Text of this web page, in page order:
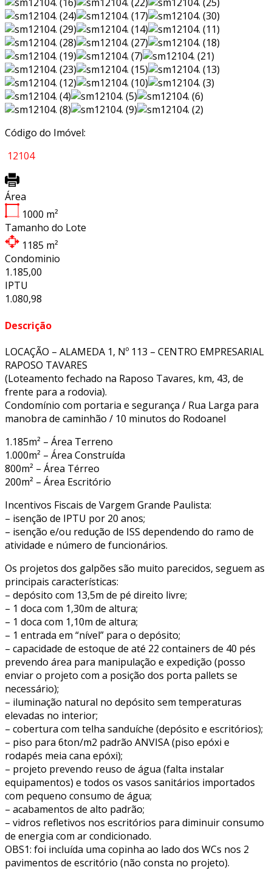
Código do Imóvel:
12104
Área
1000 m²
Tamanho do Lote
1185 m²
Condominio
1.185,00
IPTU
1.080,98
Descrição
LOCAÇÃO – ALAMEDA 1, Nº 113 – CENTRO EMPRESARIAL
RAPOSO TAVARES
(Loteamento fechado na Raposo Tavares, km, 43, de
frente para a rodovia).
Condomínio com portaria e segurança / Rua Larga para
manobra de caminhão / 10 minutos do Rodoanel
1.185m² – Área Terreno
1.000m² – Área Construída
800m² – Área Térreo
200m² – Área Escritório
Incentivos Fiscais de Vargem Grande Paulista:
– isenção de IPTU por 20 anos;
– isenção e/ou redução de ISS dependendo do ramo de
atividade e número de funcionários.
Os projetos dos galpões são muito parecidos, seguem as
principais características:
– depósito com 13,5m de pé direito livre;
– 1 doca com 1,30m de altura;
– 1 doca com 1,10m de altura;
– 1 entrada em “nível” para o depósito;
– capacidade de estoque de até 22 containers de 40 pés
prevendo área para manipulação e expedição (posso
enviar o projeto com a posição dos porta pallets se
necessário);
– iluminação natural no depósito sem temperaturas
elevadas no interior;
– cobertura com telha sanduíche (depósito e escritórios);
– piso para 6ton/m2 padrão ANVISA (piso epóxi e
rodapés meia cana epóxi);
– projeto prevendo reuso de água (falta instalar
equipamentos) e todos os vasos sanitários importados
com pequeno consumo de água;
– acabamentos de alto padrão;
– vidros refletivos nos escritórios para diminuir consumo
de energia com ar condicionado.
OBS1: foi incluída uma copinha ao lado dos WCs nos 2
pavimentos de escritório (não consta no projeto).